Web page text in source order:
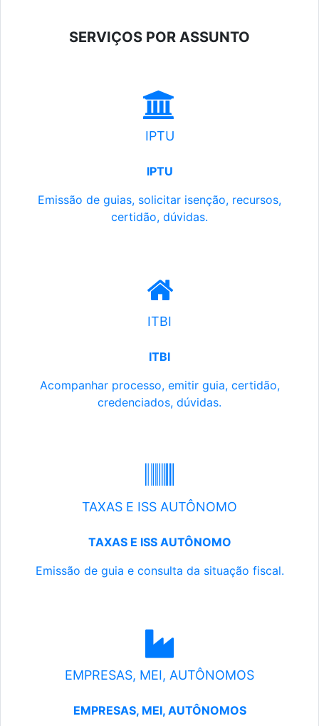
SERVIÇOS POR ASSUNTO
IPTU
IPTU
Emissão de guias, solicitar isenção, recursos,
certidão, dúvidas.
ITBI
ITBI
Acompanhar processo, emitir guia, certidão,
credenciados, dúvidas.
TAXAS E ISS AUTÔNOMO
TAXAS E ISS AUTÔNOMO
Emissão de guia e consulta da situação fiscal.
EMPRESAS, MEI, AUTÔNOMOS
EMPRESAS, MEI, AUTÔNOMOS